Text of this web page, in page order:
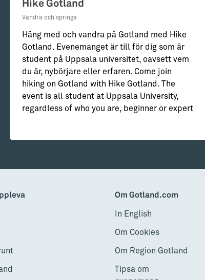
Hike Gotland
Vandra och springa
Häng med och vandra på Gotland med Hike
Gotland. Evenemanget är till för dig som är
student på Uppsala universitet, oavsett vem
du är, nybörjare eller erfaren. Come join
hiking on Gotland with Hike Gotland. The
event is all student at Uppsala University,
regardless of who you are, beginner or expert
Om Gotland.com
In English
Om Cookies
Om Region Gotland
Tipsa om